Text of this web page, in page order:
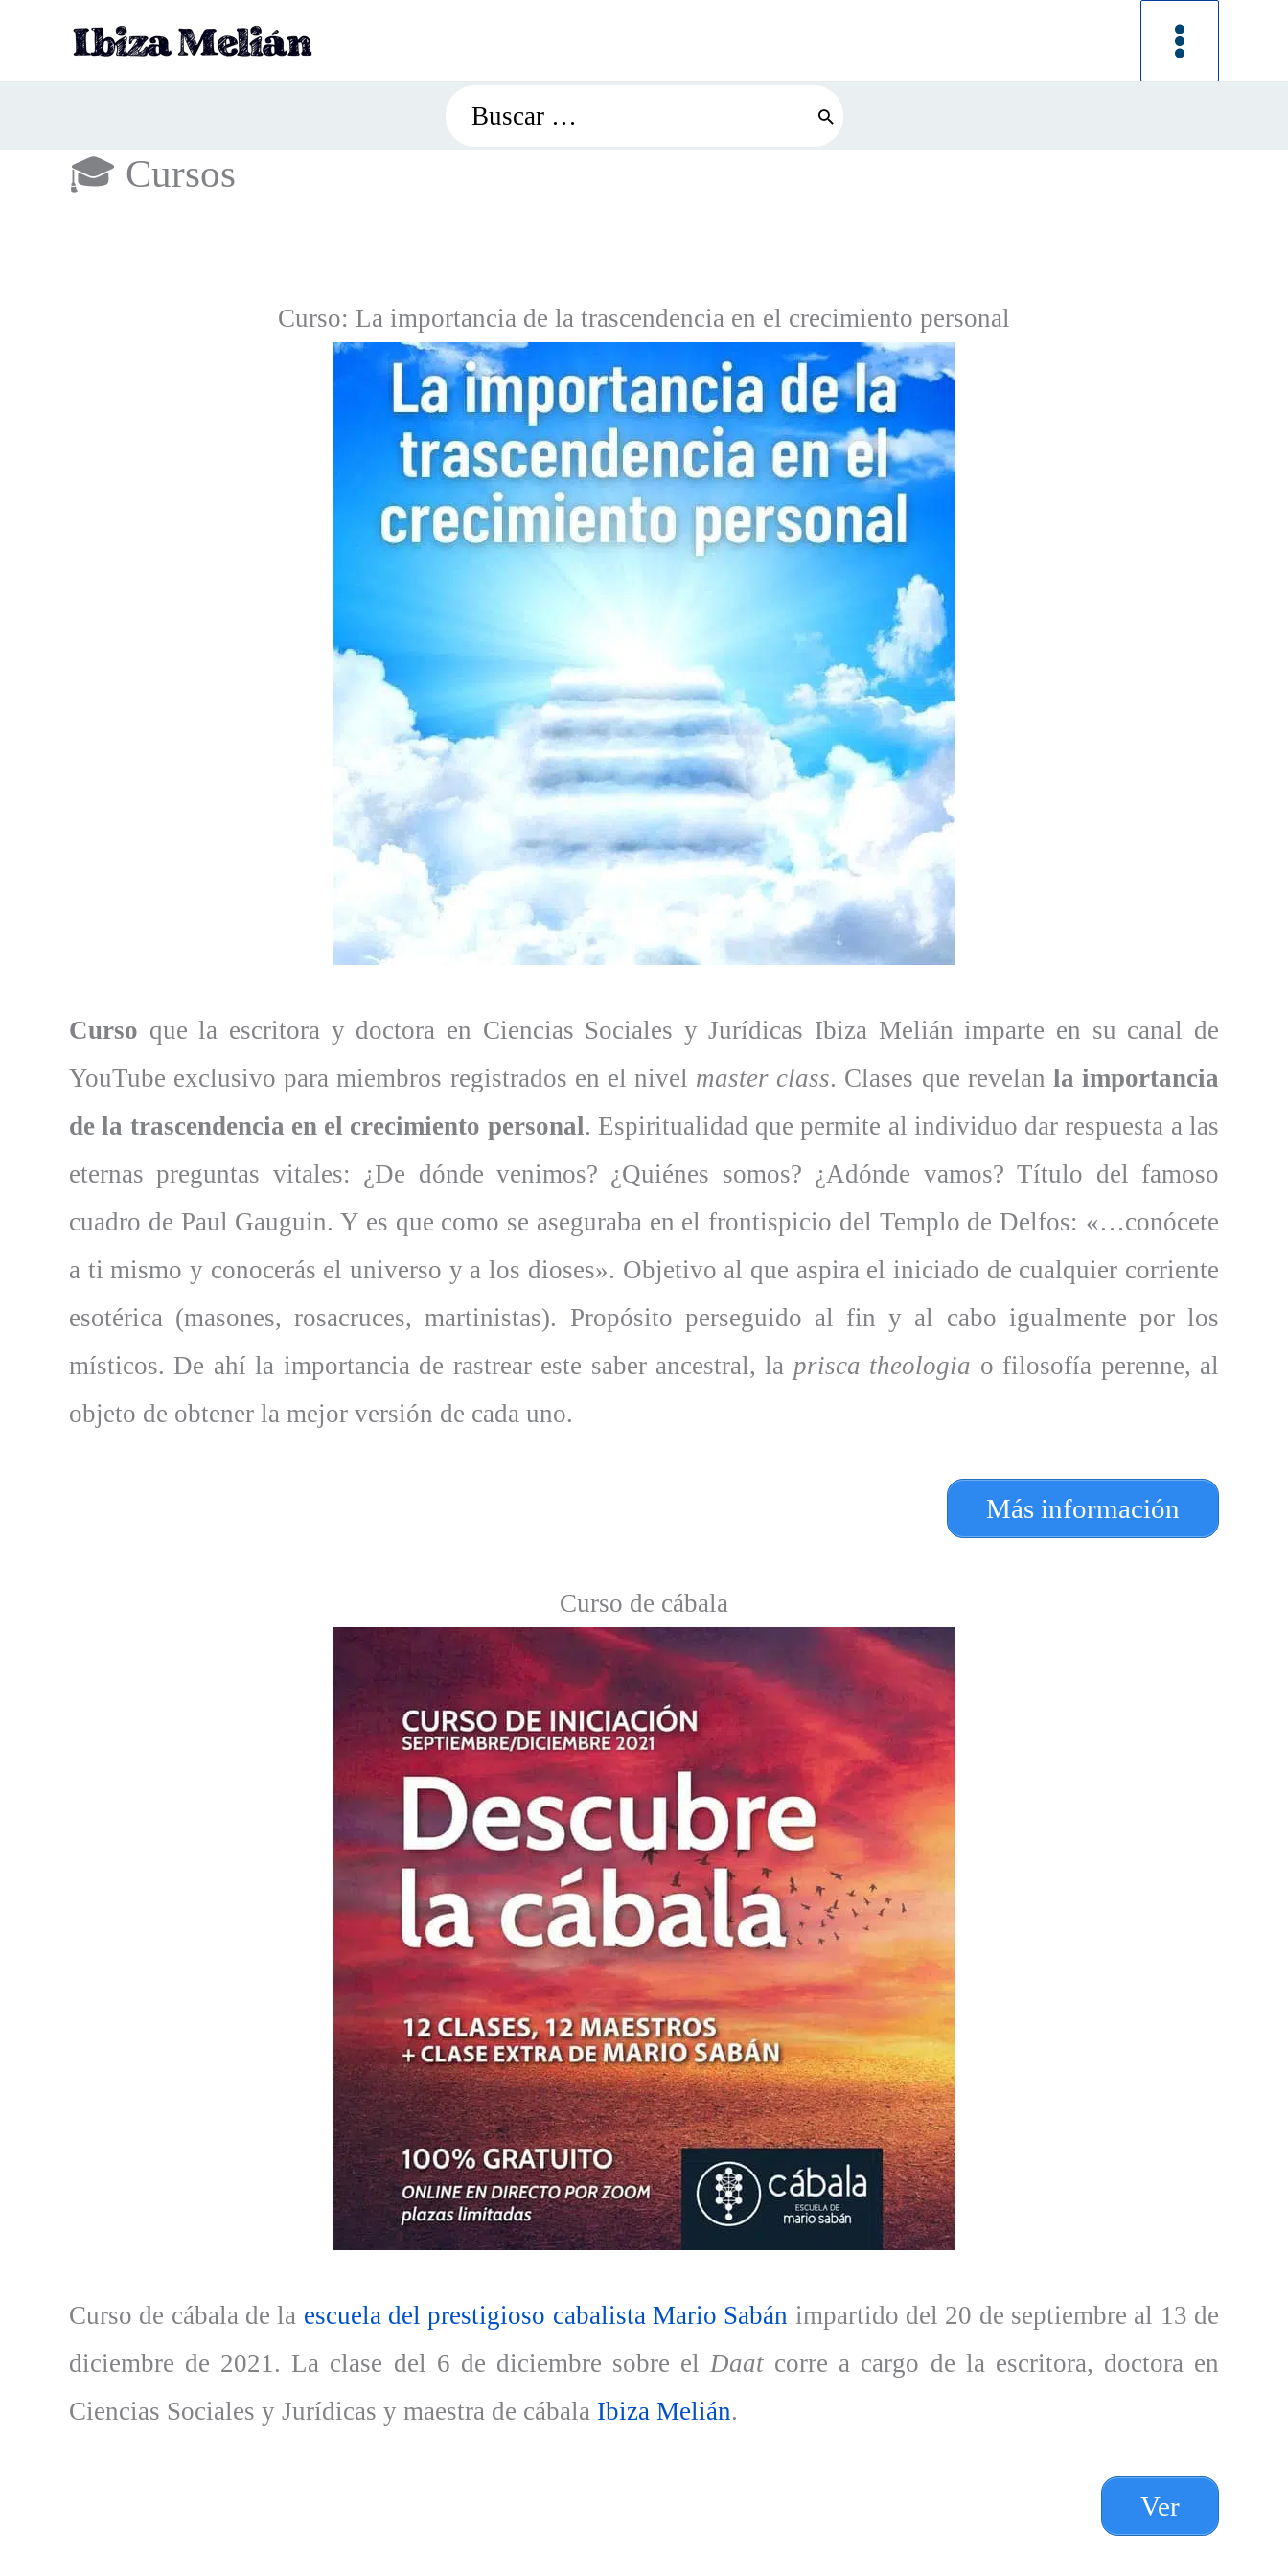
for:
🎓 Cursos
Curso: La importancia de la trascendencia en el crecimiento personal
Curso que la escritora y doctora en Ciencias Sociales y Jurídicas Ibiza Melián imparte en su canal de
YouTube exclusivo para miembros registrados en el nivel master class. Clases que revelan la importancia
de la trascendencia en el crecimiento personal. Espiritualidad que permite al individuo dar respuesta a las
eternas preguntas vitales: ¿De dónde venimos? ¿Quiénes somos? ¿Adónde vamos? Título del famoso
cuadro de Paul Gauguin. Y es que como se aseguraba en el frontispicio del Templo de Delfos: «…conócete
a ti mismo y conocerás el universo y a los dioses». Objetivo al que aspira el iniciado de cualquier corriente
esotérica (masones, rosacruces, martinistas). Propósito perseguido al fin y al cabo igualmente por los
místicos. De ahí la importancia de rastrear este saber ancestral, la prisca theologia o filosofía perenne, al
objeto de obtener la mejor versión de cada uno.
Más información
Curso de cábala
Curso de cábala de la escuela del prestigioso cabalista Mario Sabán impartido del 20 de septiembre al 13 de
diciembre de 2021. La clase del 6 de diciembre sobre elDaat corre a cargo de la escritora, doctora en
Ciencias Sociales y Jurídicas y maestra de cábala Ibiza Melián.
Ver